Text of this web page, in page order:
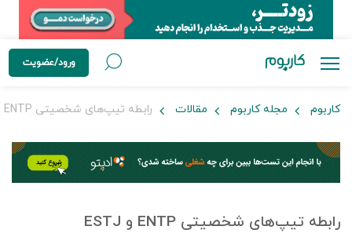
ورود/عضویت
کاربوم مجله کاربوم مقالات رابطه تیپ‌های شخصیتی ENTP و ESTJ
رابطه تیپ‌های شخصیتی ENTP و ESTJ